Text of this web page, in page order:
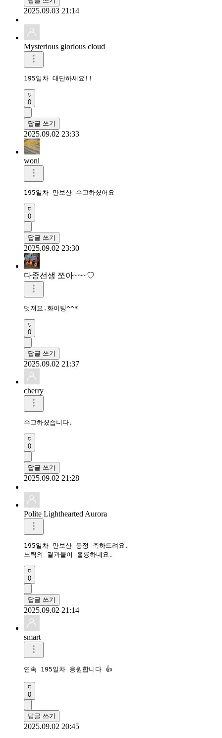
2025.09.03 21:14
Mysterious glorious cloud
195일차 대단하세요!!
0
답글 쓰기
2025.09.02 23:33
woni
195일차 만보산 수고하셨어요
0
답글 쓰기
2025.09.02 23:30
다종선생 쪼아~~~♡
멋져요.화이팅^^*
0
답글 쓰기
2025.09.02 21:37
cherry
수고하셨습니다.
0
답글 쓰기
2025.09.02 21:28
Polite Lighthearted Aurora
195일차 만보산 등정 축하드려요.
노력의 결과물이 훌륭하네요.
0
답글 쓰기
2025.09.02 21:14
smart
연속 195일차 응원합니다 👍
0
답글 쓰기
2025.09.02 20:45